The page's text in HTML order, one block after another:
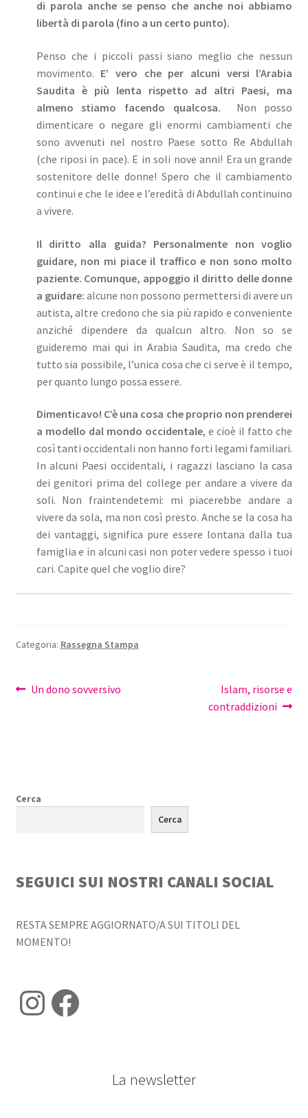
di parola anche se penso che anche noi abbiamo
libertà di parola (fino a un certo punto).
Penso che i piccoli passi siano meglio che nessun
movimento. E’ vero che per alcuni versi l’Arabia
Saudita è più lenta rispetto ad altri Paesi, ma
almeno stiamo facendo qualcosa. Non posso
dimenticare o negare gli enormi cambiamenti che
sono avvenuti nel nostro Paese sotto Re Abdullah
(che riposi in pace). E in soli nove anni! Era un grande
sostenitore delle donne! Spero che il cambiamento
continui e che le idee e l’eredità di Abdullah continuino
a vivere.
Il diritto alla guida? Personalmente non voglio
guidare, non mi piace il traffico e non sono molto
paziente. Comunque, appoggio il diritto delle donne
a guidare: alcune non possono permettersi di avere un
autista, altre credono che sia più rapido e conveniente
anziché dipendere da qualcun altro. Non so se
guideremo mai qui in Arabia Saudita, ma credo che
tutto sia possibile, l’unica cosa che ci serve è il tempo,
per quanto lungo possa essere.
Dimenticavo! C’è una cosa che proprio non prenderei
a modello dal mondo occidentale, e cioè il fatto che
così tanti occidentali non hanno forti legami familiari.
In alcuni Paesi occidentali, i ragazzi lasciano la casa
dei genitori prima del college per andare a vivere da
soli. Non fraintendetemi: mi piacerebbe andare a
vivere da sola, ma non così presto. Anche se la cosa ha
dei vantaggi, significa pure essere lontana dalla tua
famiglia e in alcuni casi non poter vedere spesso i tuoi
cari. Capite quel che voglio dire?
Categoria: Rassegna Stampa
Navigazione
Articolo
Un dono sovversivo
Articolo
successivo:
Islam, risorse e
contraddizioni
Cerca
Cerca
SEGUICI SUI NOSTRI CANALI SOCIAL
RESTA SEMPRE AGGIORNATO/A SUI TITOLI DEL
MOMENTO!
Instagram
Facebook
La newsletter